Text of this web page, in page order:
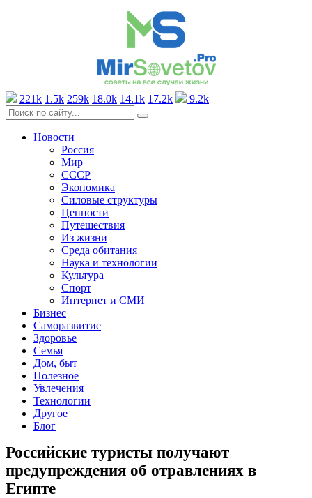
221k 1.5k 259k 18.0k 14.1k 17.2k 9.2k
Новости
Россия
Мир
СССР
Экономика
Силовые структуры
Ценности
Путешествия
Из жизни
Среда обитания
Наука и технологии
Культура
Спорт
Интернет и СМИ
Бизнес
Саморазвитие
Здоровье
Семья
Дом, быт
Полезное
Увлечения
Технологии
Другое
Блог
Российские туристы получают
предупреждения об отравлениях в
Египте